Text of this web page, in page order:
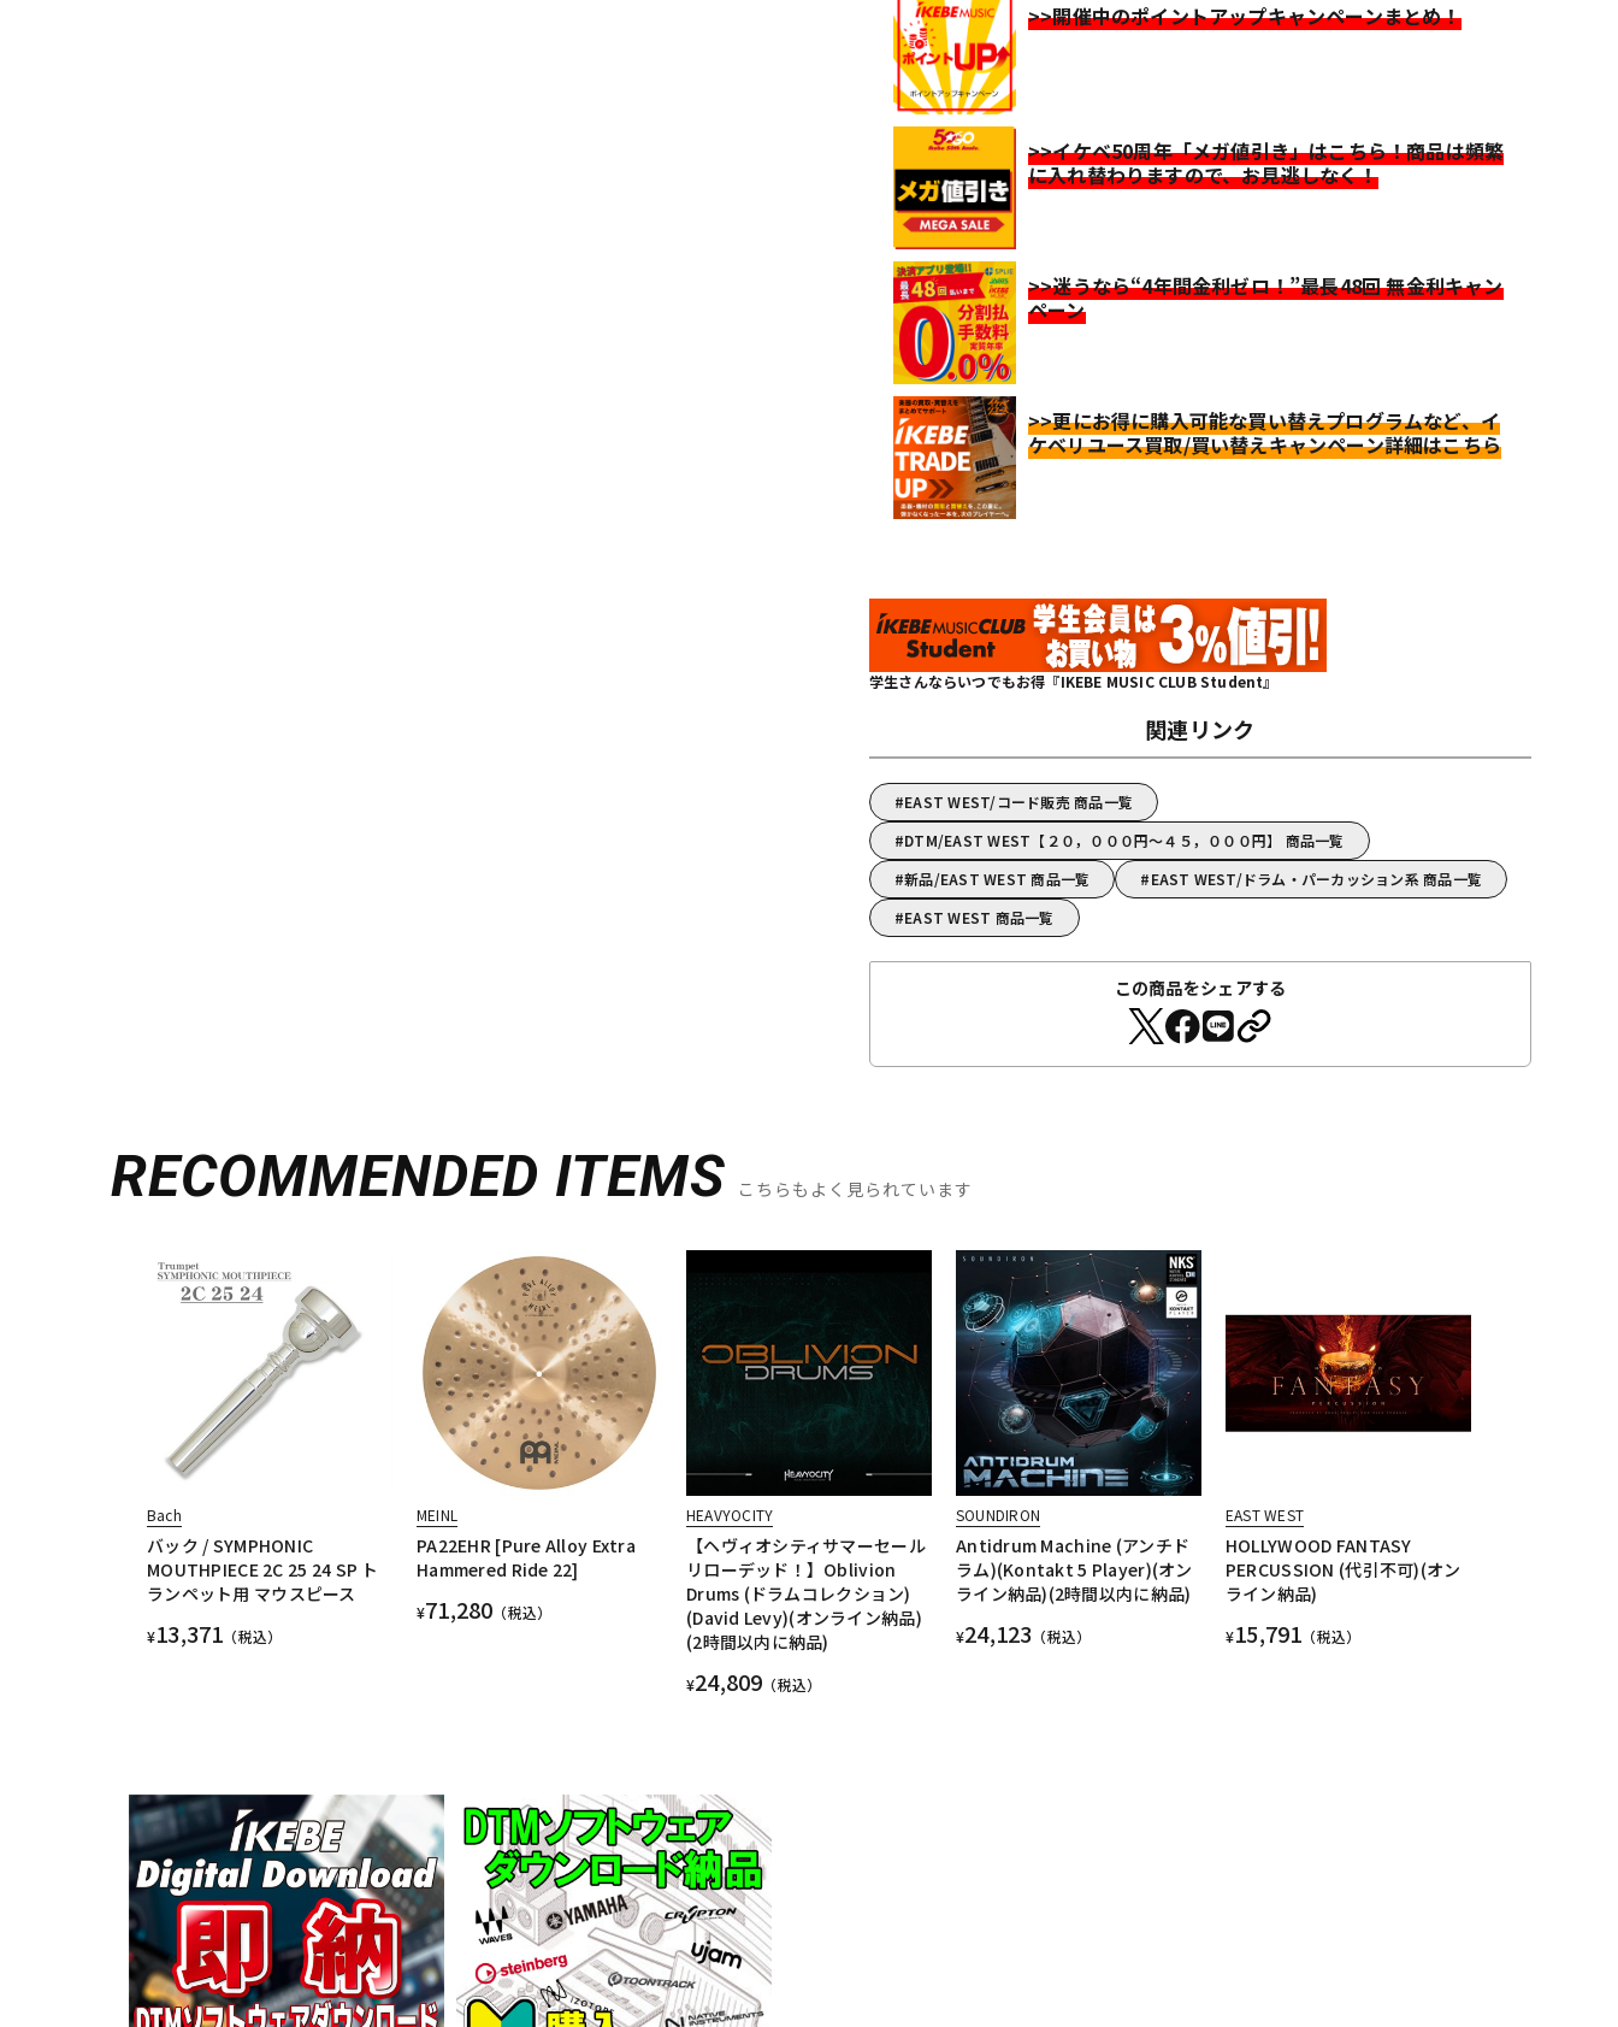
>>開催中のポイントアップキャンペーンまとめ！
>>イケベ50周年「メガ値引き」はこちら！商品は頻繁
に入れ替わりますので、お見逃しなく！
>>迷うなら“4年間金利ゼロ！”最長48回 無金利キャン
ペーン
>>更にお得に購入可能な買い替えプログラムなど、イ
ケベリユース買取/買い替えキャンペーン詳細はこちら
学生さんならいつでもお得『IKEBE MUSIC CLUB Student』
関連リンク
EAST WEST/コード販売 商品一覧
DTM/EAST WEST【２０，０００円～４５，０００円】 商品一覧
新品/EAST WEST 商品一覧
EAST WEST/ドラム・パーカッション系 商品一覧
EAST WEST 商品一覧
この商品をシェアする
RECOMMENDED ITEMS こちらもよく見られています
Bach
バック / SYMPHONIC
MOUTHPIECE 2C 25 24 SP ト
ランペット用 マウスピース
¥13,371 （税込）
MEINL
PA22EHR [Pure Alloy Extra
Hammered Ride 22]
¥71,280 （税込）
HEAVYOCITY
【ヘヴィオシティサマーセール
リローデッド！】Oblivion
Drums (ドラムコレクション)
(David Levy)(オンライン納品)
(2時間以内に納品)
¥24,809 （税込）
SOUNDIRON
Antidrum Machine (アンチド
ラム)(Kontakt 5 Player)(オン
ライン納品)(2時間以内に納品)
¥24,123 （税込）
EAST WEST
HOLLYWOOD FANTASY
PERCUSSION (代引不可)(オン
ライン納品)
¥15,791 （税込）